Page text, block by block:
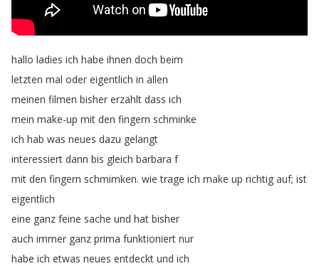
hallo ladies ich habe ihnen doch beim
letzten mal oder eigentlich in allen
meinen filmen bisher erzählt dass ich
mein make-up mit den fingern schminke
ich hab was neues dazu gelangt
interessiert dann bis gleich barbara f
mit den fingern schmimken. wie trage ich make up richtig auf; ist
eigentlich
eine ganz feine sache und hat bisher
auch immer ganz prima funktioniert nur
habe ich etwas neues entdeckt und ich